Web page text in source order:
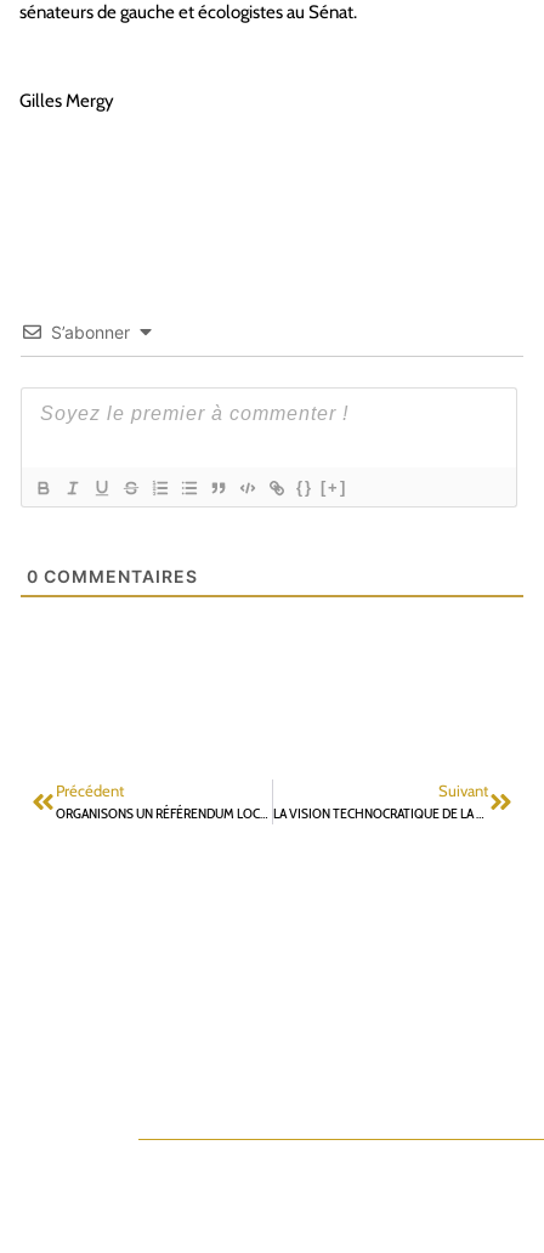
sénateurs de gauche et écologistes au Sénat.
Gilles Mergy
S’abonner
{} [+]
0 COMMENTAIRES
Précédent Suivant